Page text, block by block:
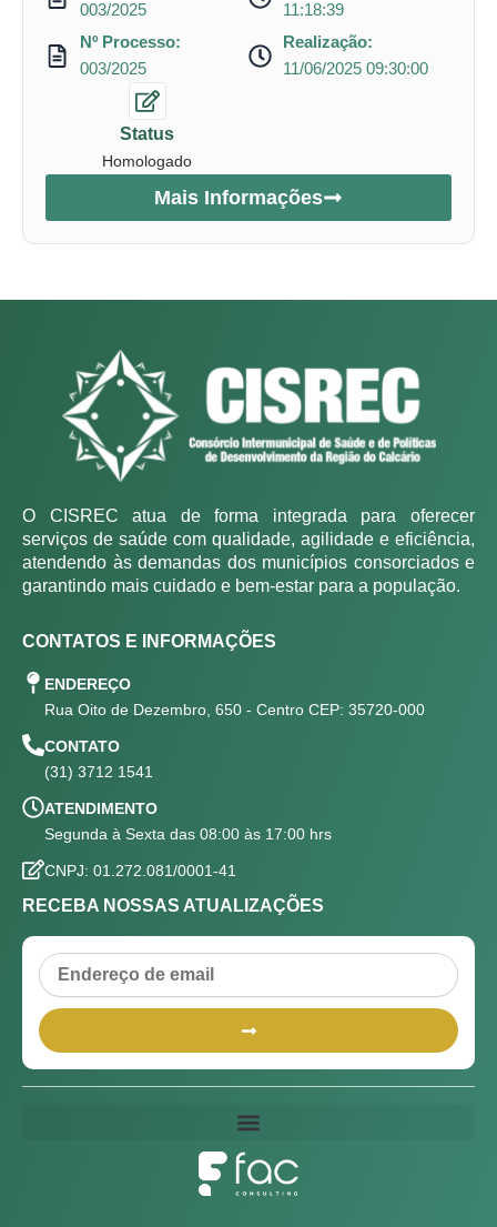
003/2025
Nº Processo:
003/2025
11:18:39
Realização:
11/06/2025 09:30:00
Status
Homologado
Mais Informações
O CISREC atua de forma integrada para oferecer
serviços de saúde com qualidade, agilidade e eficiência,
atendendo às demandas dos municípios consorciados e
garantindo mais cuidado e bem-estar para a população.
CONTATOS E INFORMAÇÕES
ENDEREÇO
Rua Oito de Dezembro, 650 - Centro CEP: 35720-000
CONTATO
(31) 3712 1541
ATENDIMENTO
Segunda à Sexta das 08:00 às 17:00 hrs
CNPJ: 01.272.081/0001-41
RECEBA NOSSAS ATUALIZAÇÕES
Email